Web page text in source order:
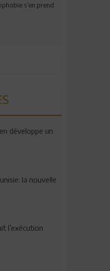
s’en prend
développe un
la nouvelle
l’exécution